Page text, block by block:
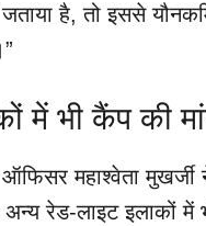
है, तो इससे
में भी कैंप की
महाश्वेता मुखर्जी
रेड-लाइट इलाकों में